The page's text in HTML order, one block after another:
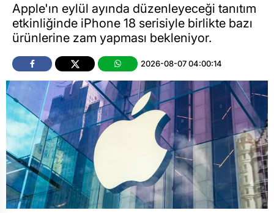
Apple'ın eylül ayında düzenleyeceği tanıtım
etkinliğinde iPhone 18 serisiyle birlikte bazı
ürünlerine zam yapması bekleniyor.
2026-08-07 04:00:14